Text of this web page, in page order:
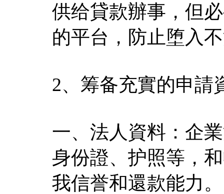
供给貸款辦事，但
的平台，防止堕入
2、筹备充實的申請
一、法人資料：企
身份證、护照等，
我信誉和還款能力。